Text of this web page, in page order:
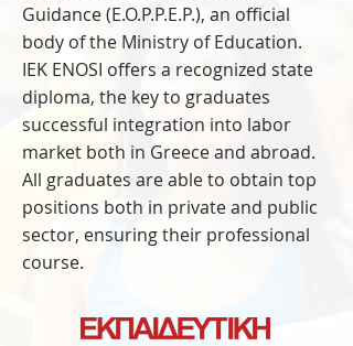
Guidance (E.O.P.P.E.P.), an official
body of the Ministry of Education.
IEK ENOSI offers a recognized state
diploma, the key to graduates
successful integration into labor
market both in Greece and abroad.
All graduates are able to obtain top
positions both in private and public
sector, ensuring their professional
course.